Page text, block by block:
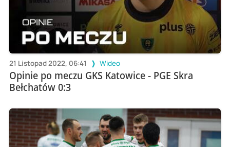
21 Listopad 2022, 06:41 Wideo
Opinie po meczu GKS Katowice - PGE Skra
Bełchatów 0:3